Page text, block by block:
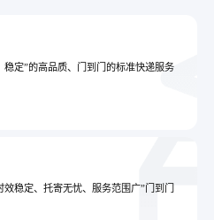
稳定”的高品质、门到门的标准快递服务
稳定、托寄无忧、服务范围广”门到门